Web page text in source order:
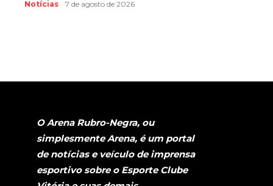
Notícias 7 de agosto de 2026
O Arena Rubro-Negra, ou
simplesmente Arena, é um portal
de notícias e veículo de imprensa
esportivo sobre o Esporte Clube